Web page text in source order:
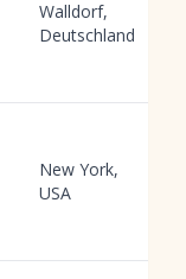
Walldorf,
Deutschland
New York,
USA